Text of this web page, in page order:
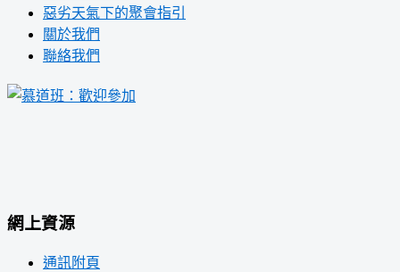
惡劣天氣下的聚會指引
關於我們
聯絡我們
網上資源
通訊附頁